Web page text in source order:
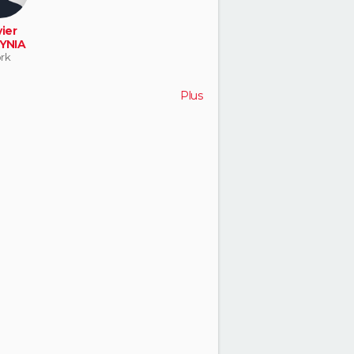
Plus